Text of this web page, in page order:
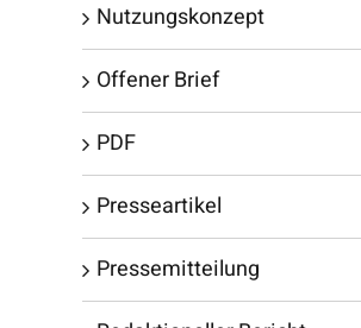
Nutzungskonzept
Offener Brief
PDF
Presseartikel
Pressemitteilung